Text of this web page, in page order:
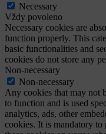
Necessary
Vždy povoleno
Necessary cookies are
function properly. This
basic functionalities and
cookies do not store any
Non-necessary
Non-necessary
Any cookies that may not
to function and is used
analytics, ads, other
cookies. It is mandatory to